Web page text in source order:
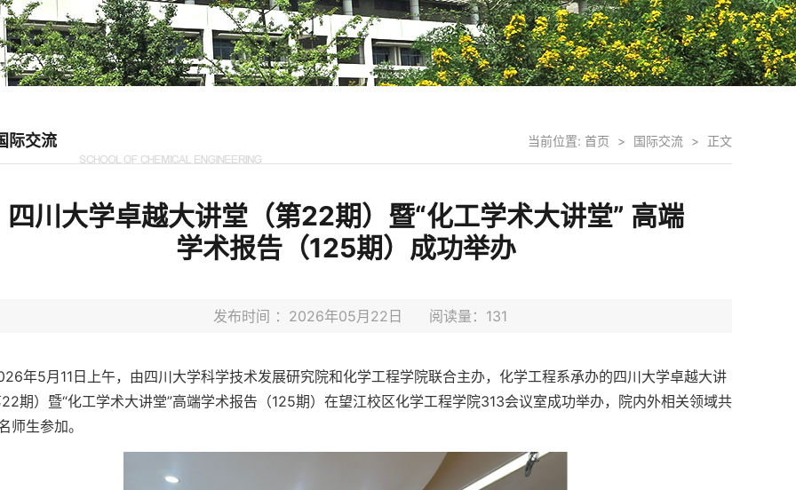
际交流 当前位置: 首页 > 国际交流 > 正文
四川大学卓越大讲堂（第22期）暨“化工学术大讲堂” 高端
学术报告（125期）成功举办
发布时间 ：2026年05月22日 阅读量： 131
年5月11日上午，由四川大学科学技术发展研究院和化学工程学院联合主办，化学工程系承办的四川大学卓越大讲
期）暨“化工学术大讲堂”高端学术报告（125期）在望江校区化学工程学院313会议室成功举办，院内外相关领域共
师生参加。